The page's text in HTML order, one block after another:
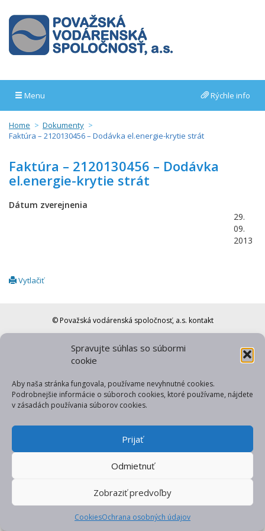
Spravujte súhlas so súbormi
cookie
Aby naša stránka fungovala, používame nevyhnutné cookies.
Podrobnejšie informácie o súboroch cookies, ktoré používame, nájdete
v zásadách používania súborov cookies.
Prijať
Odmietnuť
Zobraziť predvoľby
CookiesOchrana osobných údajov
Menu Rýchle info
Home
Dokumenty
Faktúra – 2120130456 – Dodávka el.energie-krytie strát
Faktúra – 2120130456 – Dodávka
el.energie-krytie strát
Dátum zverejnenia
29.
09.
2013
Vytlačiť
© Považská vodárenská spoločnosť, a.s. kontakt